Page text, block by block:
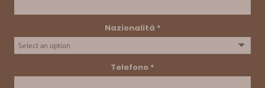
Nazionalità *
Telefono *